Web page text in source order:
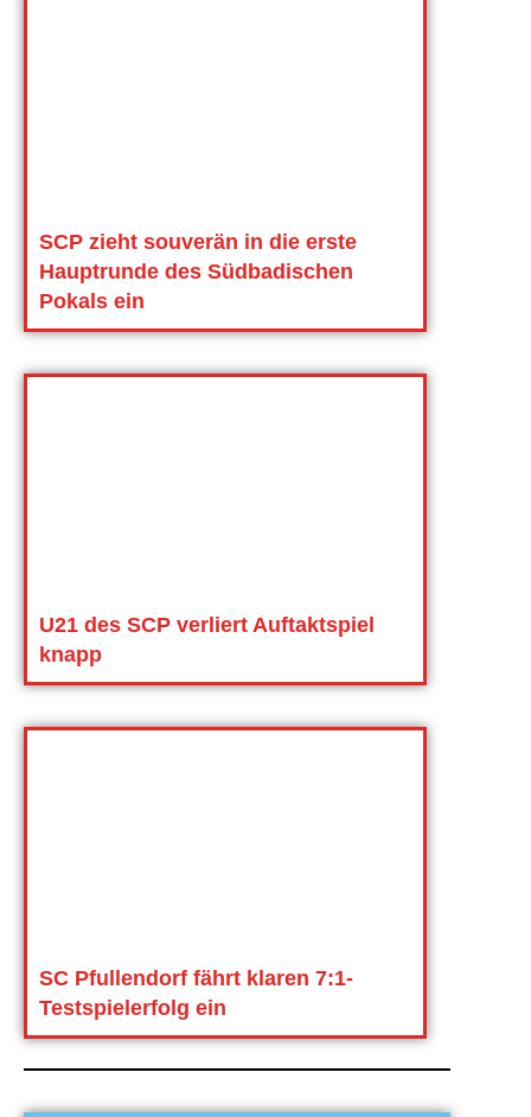
SCP zieht souverän in die erste
Hauptrunde des Südbadischen
Pokals ein
U21 des SCP verliert Auftaktspiel
knapp
SC Pfullendorf fährt klaren 7:1-
Testspielerfolg ein